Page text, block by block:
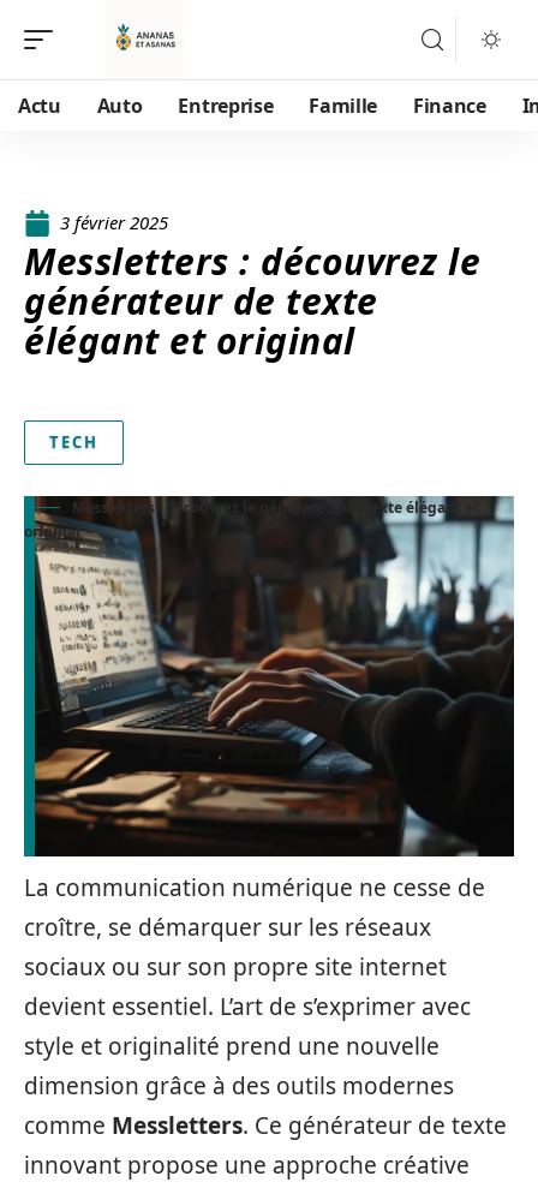
Actu Auto Entreprise Famille Finance
3 février 2025
Messletters : découvrez le
générateur de texte
élégant et original
TECH
Messletters : découvrez le générateur de texte élégant et
original
La communication numérique ne cesse de
croître, se démarquer sur les réseaux
sociaux ou sur son propre site internet
devient essentiel. L’art de s’exprimer avec
style et originalité prend une nouvelle
dimension grâce à des outils modernes
comme Messletters. Ce générateur de texte
innovant propose une approche créative